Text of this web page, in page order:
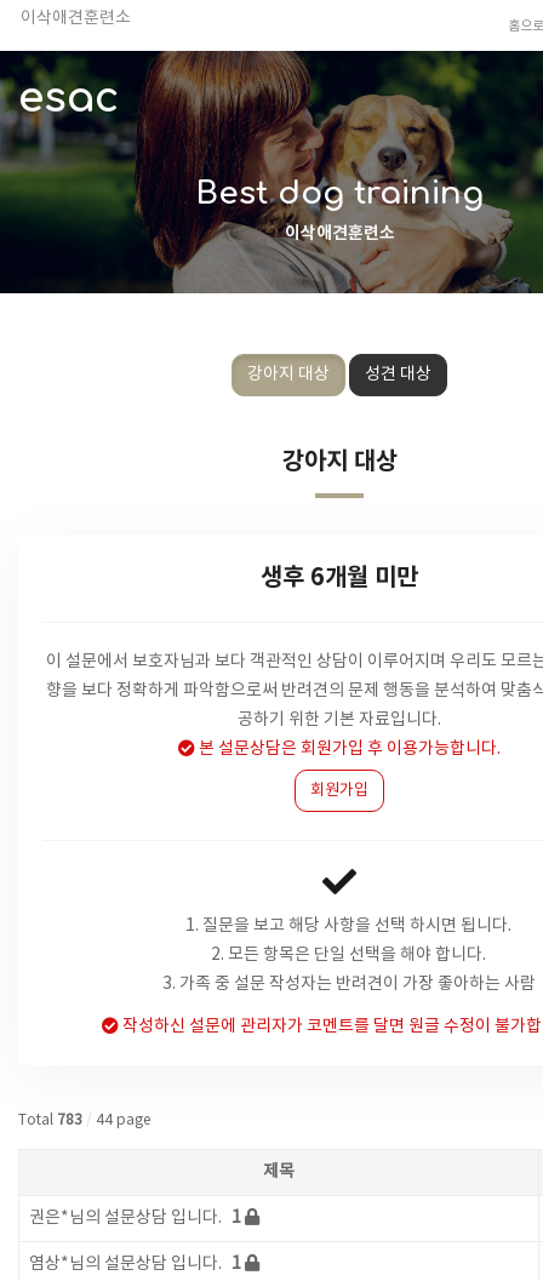
이삭애견훈련소
안전하고 행복한 펫티켓 선도!
경기도 화성시 봉담읍 위치
이찬종, 이웅종 소장 소개
홈으로
esac
Best dog training
이삭애견훈련소
강아지 대상 성견 대상
강아지 대상
생후 6개월 미만
이 설문에서 보호자님과 보다 객관적인 상담이 이루어지며 우리도 모르
향을 보다 정확하게 파악함으로써 반려견의 문제 행동을 분석하여 맞춤
공하기 위한 기본 자료입니다.
본 설문상담은 회원가입 후 이용가능합니다.
회원가입
1. 질문을 보고 해당 사항을 선택 하시면 됩니다.
2. 모든 항목은 단일 선택을 해야 합니다.
3. 가족 중 설문 작성자는 반려견이 가장 좋아하는 사람
작성하신 설문에 관리자가 코멘트를 달면 원글 수정이 불가
Total 783 / 44 page
제목
권은*님의 설문상담 입니다. 1
염상*님의 설문상담 입니다. 1